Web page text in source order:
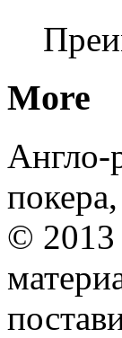
More
Англо-
© 2013